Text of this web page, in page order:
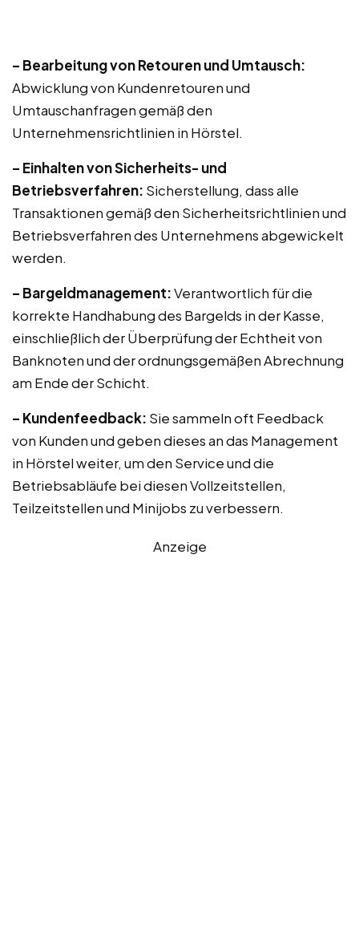
– Bearbeitung von Retouren und Umtausch:
Abwicklung von Kundenretouren und
Umtauschanfragen gemäß den
Unternehmensrichtlinien in Hörstel.
– Einhalten von Sicherheits- und
Betriebsverfahren: Sicherstellung, dass alle
Transaktionen gemäß den Sicherheitsrichtlinien und
Betriebsverfahren des Unternehmens abgewickelt
werden.
– Bargeldmanagement:Verantwortlich für die
korrekte Handhabung des Bargelds in der Kasse,
einschließlich der Überprüfung der Echtheit von
Banknoten und der ordnungsgemäßen Abrechnung
am Ende der Schicht.
– Kundenfeedback: Sie sammeln oft Feedback
von Kunden und geben dieses an das Management
in Hörstel weiter, um den Service und die
Betriebsabläufe bei diesen Vollzeitstellen,
Teilzeitstellen und Minijobs zu verbessern.
Anzeige